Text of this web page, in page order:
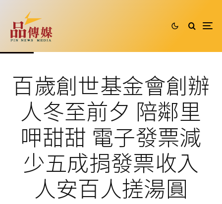
百歲創世基金會創辦
人冬至前夕 陪鄰里
呷甜甜 電子發票減
少五成捐發票收入
人安百人搓湯圓